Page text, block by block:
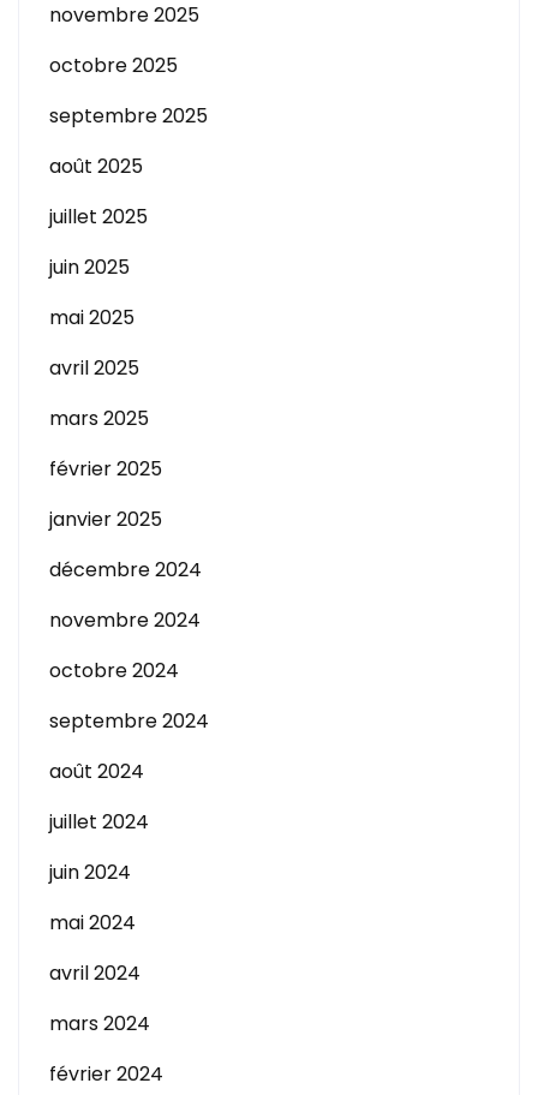
novembre 2025
octobre 2025
septembre 2025
août 2025
juillet 2025
juin 2025
mai 2025
avril 2025
mars 2025
février 2025
janvier 2025
décembre 2024
novembre 2024
octobre 2024
septembre 2024
août 2024
juillet 2024
juin 2024
mai 2024
avril 2024
mars 2024
février 2024